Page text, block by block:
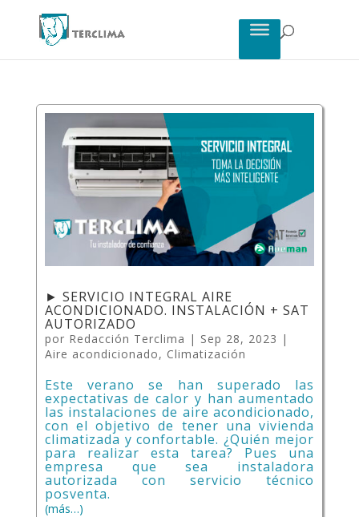
► SERVICIO INTEGRAL AIRE
ACONDICIONADO. INSTALACIÓN + SAT
AUTORIZADO
por Redacción Terclima | Sep 28, 2023 |
Aire acondicionado, Climatización
Este verano se han superado las
expectativas de calor y han aumentado
las instalaciones de aire acondicionado,
con el objetivo de tener una vivienda
climatizada y confortable. ¿Quién mejor
para realizar esta tarea? Pues una
empresa que sea instaladora
autorizada con servicio técnico
posventa.
(más…)